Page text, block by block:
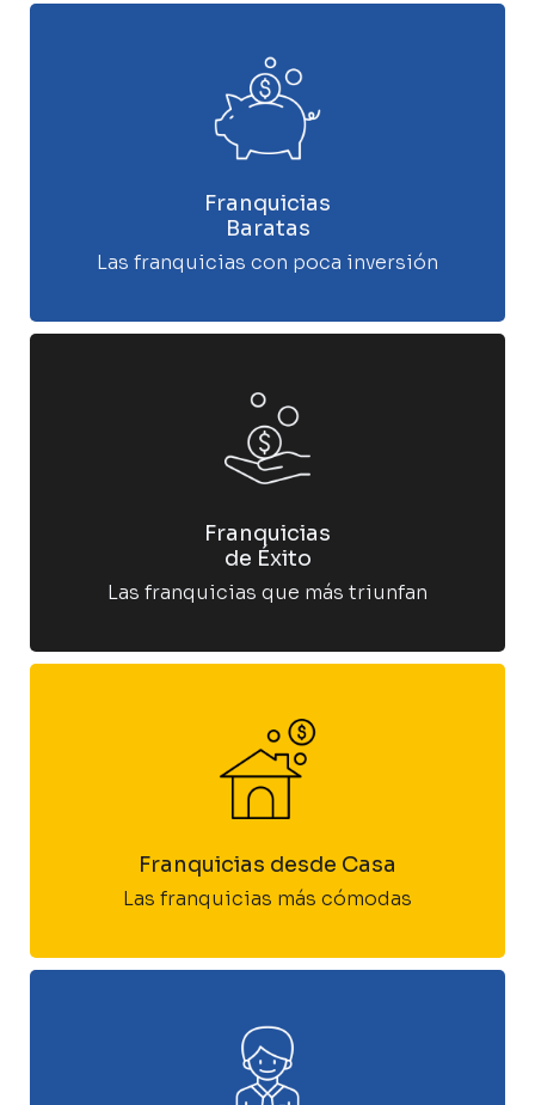
Franquicias
Baratas
Las franquicias con poca inversión
Franquicias
de Éxito
Las franquicias que más triunfan
Franquicias desde Casa
Las franquicias más cómodas